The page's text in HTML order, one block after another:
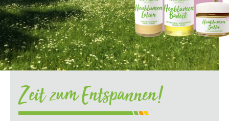
Zeit zum Entspannen!